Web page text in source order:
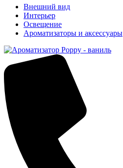
Внешний вид
Интерьер
Освещение
Ароматизаторы и аксессуары